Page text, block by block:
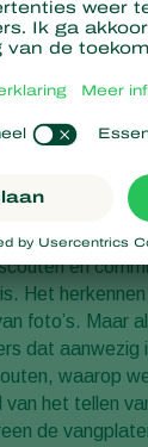
strikter
kunnen
betekent dat
inzicht
en
Het
foto’s. Maar
dat
waarop
van het tellen
de